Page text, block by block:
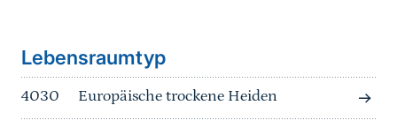
Lebensraumtyp
4030 Europäische trockene Heiden